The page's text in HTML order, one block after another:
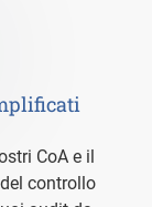
controllo